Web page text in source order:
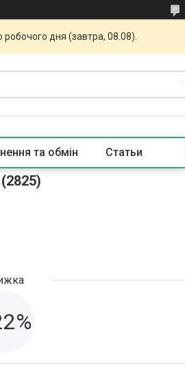
дня (завтра, 08.08).
та обмін Статьи